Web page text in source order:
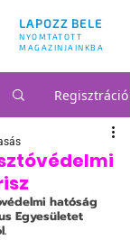
LAPOZZ BELE
NYOMTATOTT
MAGAZINJAINKBA
Regisztráció
hatóság
Egyesületet